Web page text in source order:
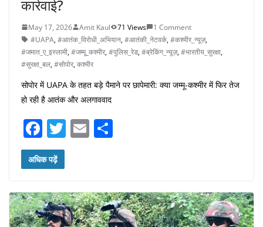
कार्रवाई?
May 17, 2026 Amit Kaul 71 Views
1 Comment
#UAPA,#आतंक_विरोधी_अभियान,#आतंकी_नेटवर्क,#कश्मीर_न्यूज़,
#जमात_ए_इस्लामी,#जम्मू_कश्मीर,#पुलिस_रेड,#ब्रेकिंग_न्यूज़,#भारतीय_सुरक्षा,
#सुरक्षा_बल,#सोपोर,कश्मीर
सोपोर में UAPA के तहत बड़े पैमाने पर छापेमारी: क्या जम्मू-कश्मीर में फिर तेज
हो रही है आतंक और अलगाववाद
F
a
c
b
o
T E
अधिक पढ़ें